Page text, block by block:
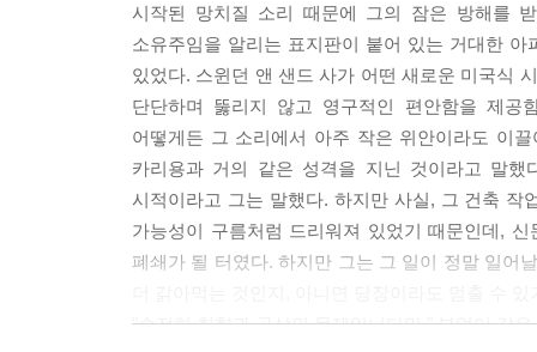
시작된 망치질 소리 때문에 그의 잠은 방해를
소유주임을 알리는 표지판이 붙어 있는 거대한
있었다. 스윈던 앤 샌드 사가 어떤 새로운 미국식
단단하며 뚫리지 않고 영구적인 편안함을 제공
어떻게든 그 소리에서 아주 작은 위안이라도 이
카리용과 거의 같은 성격을 지닌 것이라고 말
시적이라고 그는 말했다. 하지만 사실, 그 건축
가능성이 구름처럼 드리워져 있었기 때문인데,
폐쇄가 될 터였다. 하지만 그는 그 일이 정말 일어
"순전히 취향과 공상의 문제입니다만." 부엉이 같